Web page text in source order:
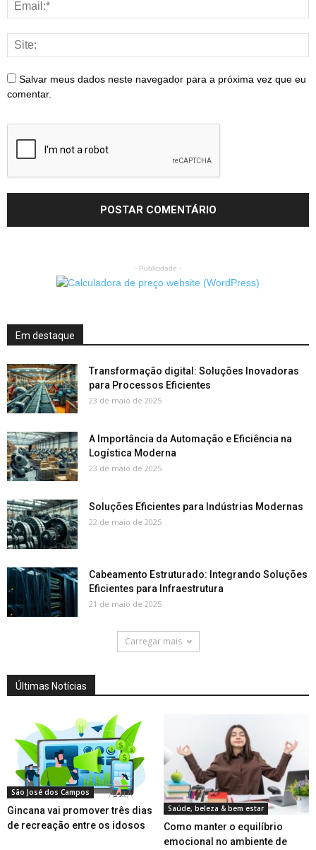
Salvar meus dados neste navegador para a próxima vez que eu
comentar.
- Publicidade -
Em destaque
Transformação digital: Soluções Inovadoras
para Processos Eficientes
23 de maio de 2025
A Importância da Automação e Eficiência na
Logística Moderna
23 de maio de 2025
Soluções Eficientes para Indústrias Modernas
22 de maio de 2025
Cabeamento Estruturado: Integrando Soluções
Eficientes para Infraestrutura
21 de maio de 2025
Carregar mais
Últimas Notícias
São José dos Campos
Gincana vai promover três dias
de recreação entre os idosos
Saúde, beleza & bem estar
Como manter o equilíbrio
emocional no ambiente de